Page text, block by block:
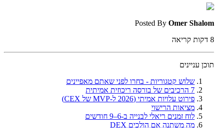
Posted By Omer Shalom
8 דקות קריאה
תוכן עניינים
שלוש קטגוריות - בחרו לפני שאתם מאפיינים
7 הרכיבים של בורסה ריכוזית אמיתית
פירוט עלויות אמיתי (2026 ל-MVP של CEX)
מציאות הרישוי
לוח זמנים ריאלי לבנייה ב-6–9 חודשים
מה משתנה אם הולכים DEX